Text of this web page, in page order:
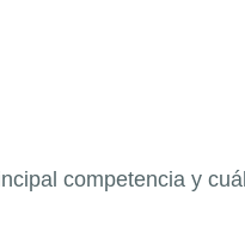
competencia y